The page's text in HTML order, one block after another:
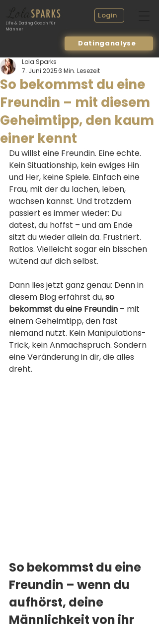
Datinganalyse
Life & Dating Coach für
Männer
Login
So bekommst du eine
Freundin – mit diesem
Geheimtipp, den kaum
einer kennt
Lola Sparks
7. Juni 20253 Min. Lesezeit
Du willst eine Freundin. Eine echte.
Kein Situationship, kein ewiges Hin
und Her, keine Spiele. Einfach eine
Frau, mit der du lachen, leben,
wachsen kannst. Und trotzdem
passiert es immer wieder: Du
datest, du hoffst – und am Ende
sitzt du wieder allein da. Frustriert.
Ratlos. Vielleicht sogar ein bisschen
wütend auf dich selbst.
Dann lies jetzt ganz genau: Denn in
diesem Blog erfährst du, so
bekommst du eine Freundin – mit
einem Geheimtipp, den fast
niemand nutzt. Kein Manipulations-
Trick, kein Anmachspruch. Sondern
eine Veränderung in dir, die alles
dreht.
So bekommst du eine
Freundin – wenn du
aufhörst, deine
Männlichkeit von ihr